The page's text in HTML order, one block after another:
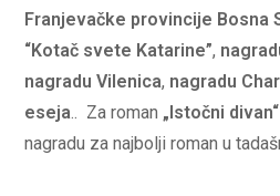
Franjevačke provincije Bosna
“Kotač svete Katarine”,
nagradu Vilenica, nagradu
eseja .. Za roman „Istočni
nagradu za najbolji roman u